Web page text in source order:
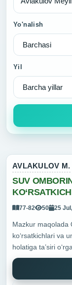
Yo'nalish
Yil
AVLAKULOV M.
SUV
YERLAR
QAMASHI
77-82 50 25
Mazkur maqolada
ko‘rsatkichlari va
holatiga ta’siri
suv sathi, suv
yerlarning